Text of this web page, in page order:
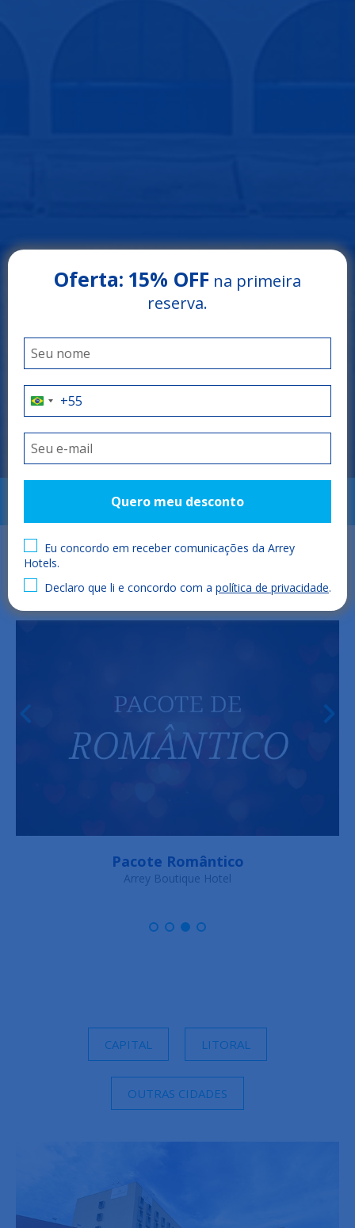
Oferta: 15% OFF na primeira
reserva.
Quero meu desconto
Eu concordo em receber comunicações da Arrey
Hotels.
Declaro que li e concordo com a política de privacidade.
RESERVAR
Arrey Rio Poty Hotel
LUÍS CORREIA - PIAUÍ
O litoral do Piauí
como você nunca
viu
Pacote Romântico
Arrey Boutique Hotel
CAPITAL LITORAL
OUTRAS CIDADES